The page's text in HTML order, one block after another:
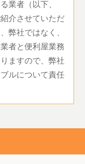
業者（以下、
介させていただ
弊社ではなく、
者と便利屋業務
ますので、弊社
ルについて責任